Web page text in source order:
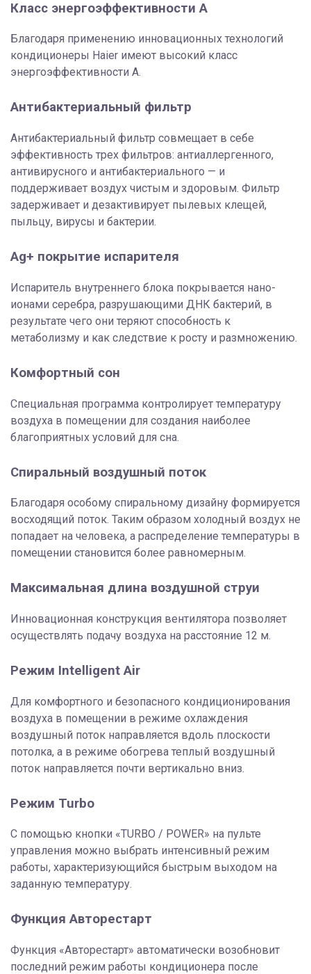
Класс энергоэффективности A
Благодаря применению инновационных технологий
кондиционеры Haier имеют высокий класс
энергоэффективности А.
Антибактериальный фильтр
Антибактериальный фильтр совмещает в себе
эффективность трех фильтров: антиаллергенного,
антивирусного и антибактериального — и
поддерживает воздух чистым и здоровым. Фильтр
задерживает и дезактивирует пылевых клещей,
пыльцу, вирусы и бактерии.
Ag+ покрытие испарителя
Испаритель внутреннего блока покрывается нано-
ионами серебра, разрушающими ДНК бактерий, в
результате чего они теряют способность к
метаболизму и как следствие к росту и размножению.
Комфортный сон
Специальная программа контролирует температуру
воздуха в помещении для создания наиболее
благоприятных условий для сна.
Спиральный воздушный поток
Благодаря особому спиральному дизайну формируется
восходящий поток. Таким образом холодный воздух не
попадает на человека, а распределение температуры в
помещении становится более равномерным.
Максимальная длина воздушной струи
Инновационная конструкция вентилятора позволяет
осуществлять подачу воздуха на расстояние 12 м.
Режим Intelligent Air
Для комфортного и безопасного кондиционирования
воздуха в помещении в режиме охлаждения
воздушный поток направляется вдоль плоскости
потолка, а в режиме обогрева теплый воздушный
поток направляется почти вертикально вниз.
Режим Turbo
С помощью кнопки «TURBO / POWER» на пульте
управления можно выбрать интенсивный режим
работы, характеризующийся быстрым выходом на
заданную температуру.
Функция Авторестарт
Функция «Авторестарт» автоматически возобновит
последний режим работы кондиционера после